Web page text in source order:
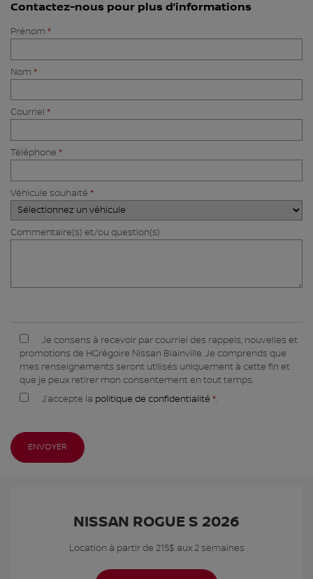
Contactez-nous pour plus d’informations
Prénom *
Nom *
Courriel *
Téléphone *
Véhicule souhaité *
Commentaire(s) et/ou question(s)
Je consens à recevoir par courriel des rappels, nouvelles et
promotions de HGrégoire Nissan Blainville. Je comprends que
mes renseignements seront utilisés uniquement à cette fin et
que je peux retirer mon consentement en tout temps.
J’accepte la politique de confidentialité *.
NISSAN ROGUE S 2026
Location à partir de 215$ aux 2 semaines